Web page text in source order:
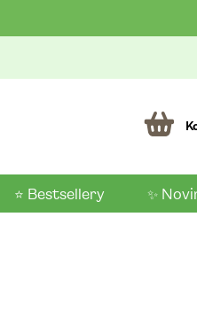
⭐ Bestsellery ✨